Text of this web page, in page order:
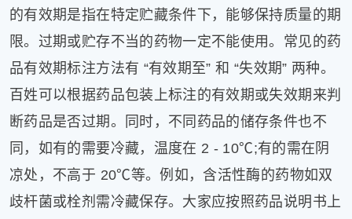
的有效期是指在特定贮藏条件下，能够保持质量的期
限。过期或贮存不当的药物一定不能使用。常见的药
品有效期标注方法有 “有效期至” 和 “失效期” 两种。
百姓可以根据药品包装上标注的有效期或失效期来判
断药品是否过期。同时，不同药品的储存条件也不
同，如有的需要冷藏，温度在 2 - 10℃;有的需在阴
凉处，不高于 20℃等。例如，含活性酶的药物如双
歧杆菌或栓剂需冷藏保存。大家应按照药品说明书上